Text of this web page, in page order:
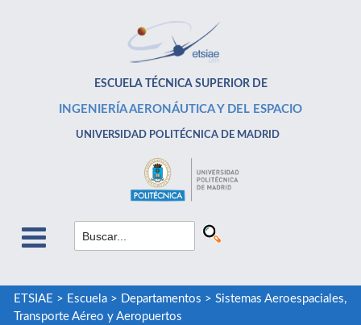
ESCUELA TÉCNICA SUPERIOR DE
INGENIERÍA AERONÁUTICA Y DEL ESPACIO
UNIVERSIDAD POLITÉCNICA DE MADRID
ETSIAE > Escuela> Departamentos > Sistemas Aeroespaciales,
Transporte Aéreo y Aeropuertos